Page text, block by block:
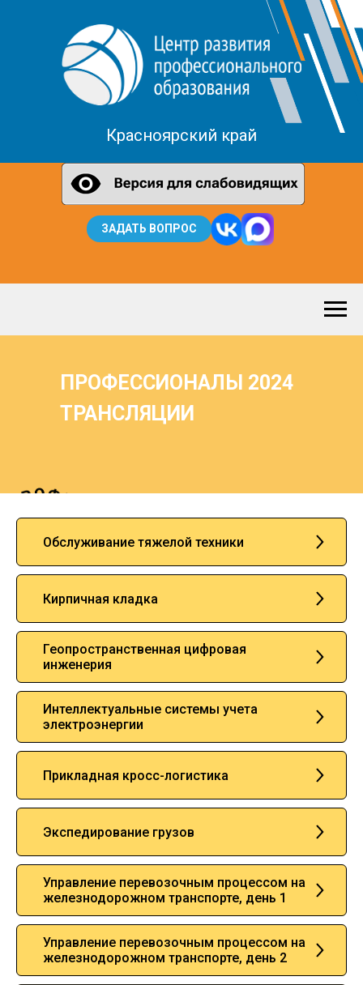
Красноярский край
ЗАДАТЬ ВОПРОС
ПРОФЕССИОНАЛЫ 2024
ТРАНСЛЯЦИИ
Обслуживание тяжелой техники
Кирпичная кладка
Геопространственная цифровая
инженерия
Интеллектуальные системы учета
электроэнергии
Прикладная кросс-логистика
Экспедирование грузов
Управление перевозочным процессом на
железнодорожном транспорте, день 1
Управление перевозочным процессом на
железнодорожном транспорте, день 2